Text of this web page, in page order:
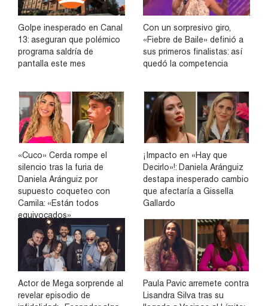
Golpe inesperado en Canal
13: aseguran que polémico
programa saldría de
pantalla este mes
Con un sorpresivo giro,
«Fiebre de Baile» definió a
sus primeros finalistas: así
quedó la competencia
«Cuco» Cerda rompe el
silencio tras la furia de
Daniela Aránguiz por
supuesto coqueteo con
Camila: «Están todos
equivocados»
¡Impacto en «Hay que
Decirlo»!: Daniela Aránguiz
destapa inesperado cambio
que afectaría a Gissella
Gallardo
Actor de Mega sorprende al
revelar episodio de
Paula Pavic arremete contra
Lisandra Silva tras su